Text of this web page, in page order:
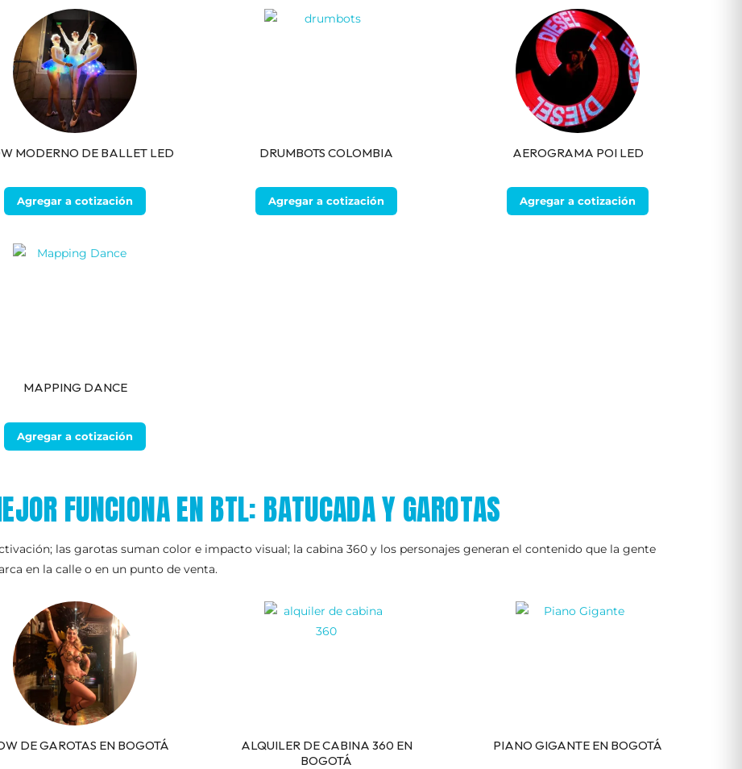
MODERNO DE BALLET LED
Agregar a cotización
DRUMBOTS COLOMBIA
Agregar a cotización
AEROGRAMA POI LED
Agregar a cotización
MAPPING DANCE
Agregar a cotización
FUNCIONA EN BTL: BATUCADA Y GAROTAS
las garotas suman color e impacto visual; la cabina 360 y los personajes generan el contenido que la gente
en la calle o en un punto de venta.
DE GAROTAS EN BOGOTÁ
ALQUILER DE CABINA 360 EN
BOGOTÁ
PIANO GIGANTE EN BOGOTÁ